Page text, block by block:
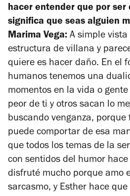
hacer entender que por ser
significa que seas alguien
Marima Vega: A simple vista
estructura de villana y
quiere es hacer daño. En el
humanos tenemos una
momentos en la vida o
peor de ti y otros sacan lo
buscando venganza,
puede comportar de esa
que todos los temas de la
con sentidos del humor
disfruté mucho porque amo
sarcasmo, y Esther hace